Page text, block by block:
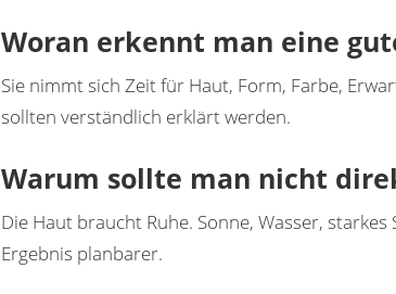
Woran erkennt man eine
Sie nimmt sich Zeit für Haut, Form, Farbe,
sollten verständlich erklärt werden.
Warum sollte man nicht
Die Haut braucht Ruhe. Sonne, Wasser,
Ergebnis planbarer.